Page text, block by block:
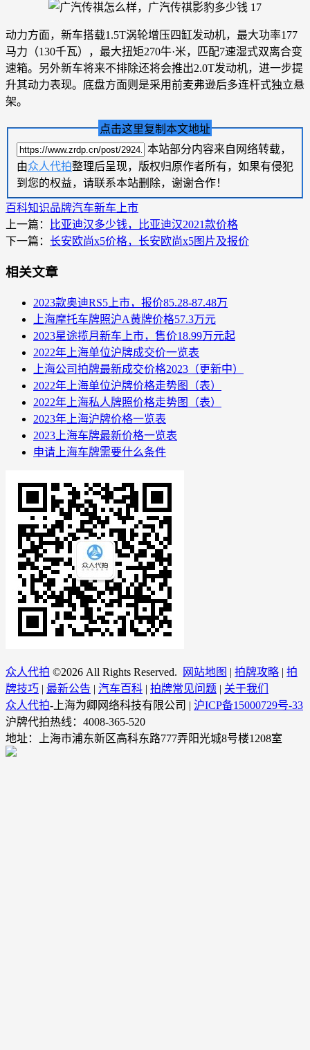
动力方面，新车搭载1.5T涡轮增压四缸发动机，最大功率177
马力（130千瓦），最大扭矩270牛·米，匹配7速湿式双离合变
速箱。另外新车将来不排除还将会推出2.0T发动机，进一步提
升其动力表现。底盘方面则是采用前麦弗逊后多连杆式独立悬
架。
点击这里复制本文地址
本站部分内容来自网络转载，
由众人代拍整理后呈现，版权归原作者所有，如果有侵犯
到您的权益，请联系本站删除，谢谢合作！
百科知识品牌汽车新车上市
上一篇：
比亚迪汉多少钱，比亚迪汉2021款价格
下一篇： 长安欧尚x5价格，长安欧尚x5图片及报价
相关文章
2023款奥迪RS5上市，报价85.28-87.48万
上海摩托车牌照沪A黄牌价格57.3万元
2023星途揽月新车上市，售价18.99万元起
2022年上海单位沪牌成交价一览表
上海公司拍牌最新成交价格2023（更新中）
2022年上海单位沪牌价格走势图（表）
2022年上海私人牌照价格走势图（表）
2023年上海沪牌价格一览表
2023上海车牌最新价格一览表
申请上海车牌需要什么条件
众人代拍 ©2026 All Rights Reserved. 网站地图 | 拍牌攻略 | 拍
牌技巧 | 最新公告 | 汽车百科 | 拍牌常见问题 | 关于我们
众人代拍-上海为卿网络科技有限公司 | 沪ICP备15000729号-33
沪牌代拍热线：4008-365-520
地址：上海市浦东新区高科东路777弄阳光城8号楼1208室